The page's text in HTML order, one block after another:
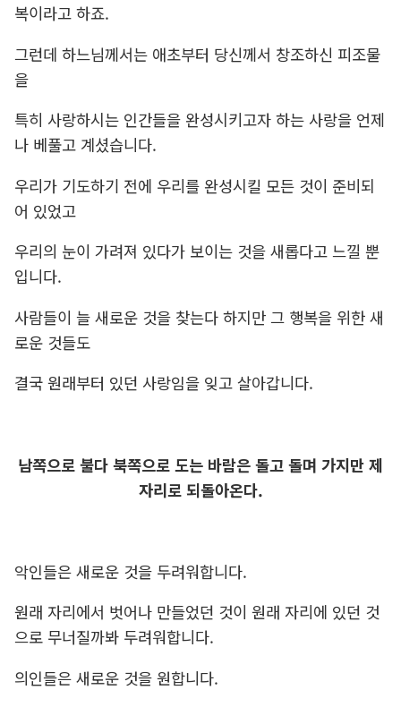
복이라고 하죠.
그런데 하느님께서는 애초부터 당신께서 창조하신 피조물
을
특히 사랑하시는 인간들을 완성시키고자 하는 사랑을 언제
나 베풀고 계셨습니다.
우리가 기도하기 전에 우리를 완성시킬 모든 것이 준비되
어 있었고
우리의 눈이 가려져 있다가 보이는 것을 새롭다고 느낄 뿐
입니다.
사람들이 늘 새로운 것을 찾는다 하지만 그 행복을 위한 새
로운 것들도
결국 원래부터 있던 사랑임을 잊고 살아갑니다.
남쪽으로 불다 북쪽으로 도는 바람은 돌고 돌며 가지만 제
자리로 되돌아온다.
악인들은 새로운 것을 두려워합니다.
원래 자리에서 벗어나 만들었던 것이 원래 자리에 있던 것
으로 무너질까봐 두려워합니다.
의인들은 새로운 것을 원합니다.